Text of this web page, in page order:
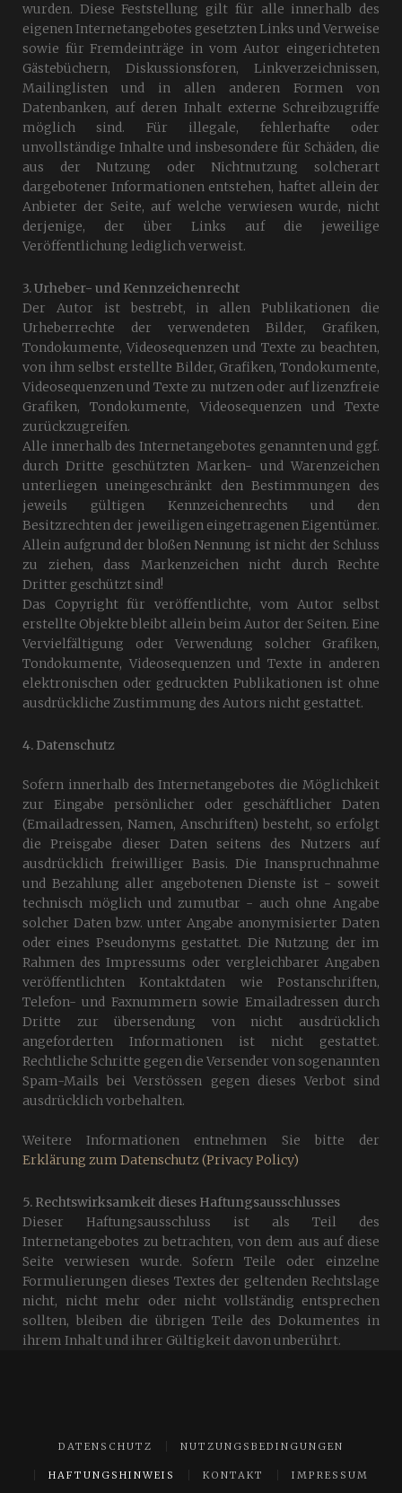
wurden. Diese Feststellung gilt für alle innerhalb des
eigenen Internetangebotes gesetzten Links und Verweise
sowie für Fremdeinträge in vom Autor eingerichteten
Gästebüchern, Diskussionsforen, Linkverzeichnissen,
Mailinglisten und in allen anderen Formen von
Datenbanken, auf deren Inhalt externe Schreibzugriffe
möglich sind. Für illegale, fehlerhafte oder
unvollständige Inhalte und insbesondere für Schäden, die
aus der Nutzung oder Nichtnutzung solcherart
dargebotener Informationen entstehen, haftet allein der
Anbieter der Seite, auf welche verwiesen wurde, nicht
derjenige, der über Links auf die jeweilige
Veröffentlichung lediglich verweist.
3. Urheber- und Kennzeichenrecht
Der Autor ist bestrebt, in allen Publikationen die
Urheberrechte der verwendeten Bilder, Grafiken,
Tondokumente, Videosequenzen und Texte zu beachten,
von ihm selbst erstellte Bilder, Grafiken, Tondokumente,
Videosequenzen und Texte zu nutzen oder auf lizenzfreie
Grafiken, Tondokumente, Videosequenzen und Texte
zurückzugreifen.
Alle innerhalb des Internetangebotes genannten und ggf.
durch Dritte geschützten Marken- und Warenzeichen
unterliegen uneingeschränkt den Bestimmungen des
jeweils gültigen Kennzeichenrechts und den
Besitzrechten der jeweiligen eingetragenen Eigentümer.
Allein aufgrund der bloßen Nennung ist nicht der Schluss
zu ziehen, dass Markenzeichen nicht durch Rechte
Dritter geschützt sind!
Das Copyright für veröffentlichte, vom Autor selbst
erstellte Objekte bleibt allein beim Autor der Seiten. Eine
Vervielfältigung oder Verwendung solcher Grafiken,
Tondokumente, Videosequenzen und Texte in anderen
elektronischen oder gedruckten Publikationen ist ohne
ausdrückliche Zustimmung des Autors nicht gestattet.
4. Datenschutz
Sofern innerhalb des Internetangebotes die Möglichkeit
zur Eingabe persönlicher oder geschäftlicher Daten
(Emailadressen, Namen, Anschriften) besteht, so erfolgt
die Preisgabe dieser Daten seitens des Nutzers auf
ausdrücklich freiwilliger Basis. Die Inanspruchnahme
und Bezahlung aller angebotenen Dienste ist - soweit
technisch möglich und zumutbar - auch ohne Angabe
solcher Daten bzw. unter Angabe anonymisierter Daten
oder eines Pseudonyms gestattet. Die Nutzung der im
Rahmen des Impressums oder vergleichbarer Angaben
veröffentlichten Kontaktdaten wie Postanschriften,
Telefon- und Faxnummern sowie Emailadressen durch
Dritte zur übersendung von nicht ausdrücklich
angeforderten Informationen ist nicht gestattet.
Rechtliche Schritte gegen die Versender von sogenannten
Spam-Mails bei Verstössen gegen dieses Verbot sind
ausdrücklich vorbehalten.
Weitere Informationen entnehmen Sie bitte der
Erklärung zum Datenschutz (Privacy Policy)
5. Rechtswirksamkeit dieses Haftungsausschlusses
Dieser Haftungsausschluss ist als Teil des
Internetangebotes zu betrachten, von dem aus auf diese
Seite verwiesen wurde. Sofern Teile oder einzelne
Formulierungen dieses Textes der geltenden Rechtslage
nicht, nicht mehr oder nicht vollständig entsprechen
sollten, bleiben die übrigen Teile des Dokumentes in
ihrem Inhalt und ihrer Gültigkeit davon unberührt.
DATENSCHUTZ NUTZUNGSBEDINGUNGEN
HAFTUNGSHINWEIS KONTAKT IMPRESSUM